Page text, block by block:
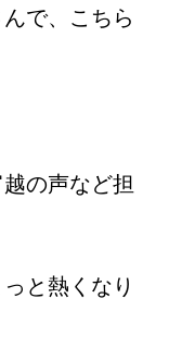
で、こちら
の声など担
と熱くなり